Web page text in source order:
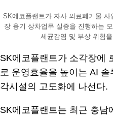
SK에코플랜트가 자사 의료폐기물
장 용기 상차업무 실증을 진행하는
세균감염 및 부상 위험
SK에코플랜트가 소각장에
로 운영효율을 높이는 AI
각시설의 고도화에 나선다.
SK에코플랜트는 최근 충남